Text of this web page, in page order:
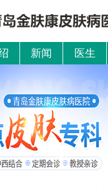
新闻 医生